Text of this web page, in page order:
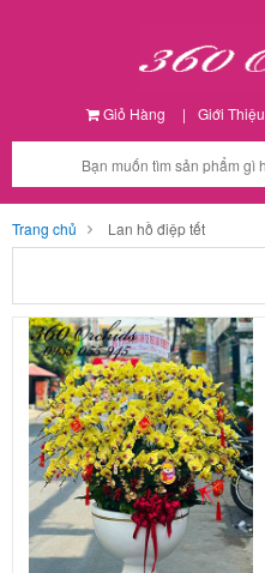
Giỏ Hàng | Giới Thiệu
Trang chủ Lan hồ điệp tết